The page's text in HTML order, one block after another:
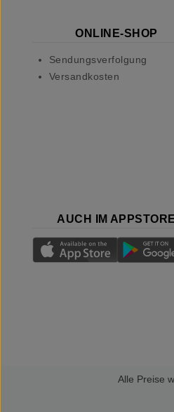
ONLINE-SHOP
Sendungsverfolgung
Versandkosten
AUCH IM APPSTORE
Alle Preise